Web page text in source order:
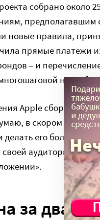
собрано около
предполагавшим
новые правила,
прямые платежи
– и
Apple сборов в
в скором
его более
аудитории о
за два